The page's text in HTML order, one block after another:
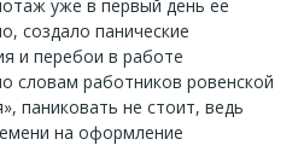
уже в первый день ее
создало панические
и перебои в работе
словам работников ровенской
паниковать не стоит, ведь
на оформление